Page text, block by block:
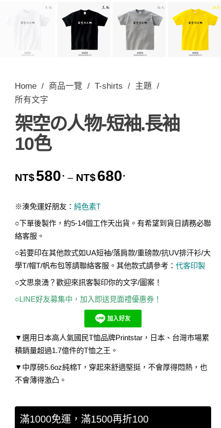
Home / 商品一覽 / T-shirts / 主題 /
所有文字
架空の人物-短袖.長袖
10色
NT$580 . – NT$680.
※湊免運好朋友： 純色素T
○下單後製作，約5-14個工作天出貨。有希望到貨日請務必聯
絡客服。
○若要印在其他款式如UA短袖/落肩款/重磅款/抗UV排汗衫/大
學T/帽T/帆布包等請聯絡客服。其他款式請參考： 代客印製
○文思泉湧？歡迎來訊客製印你的文字/圖案！
○LINE好友募集中，加入即送見面禮優惠券！
▼選用日本高人氣國民T恤品牌Printstar，日本、台灣市場累
積銷量超過1.7億件的T恤之王。
▼中厚磅5.6oz純棉T，穿起來舒適堅挺，不會厚得悶熱，也
不會薄得激凸。
滿1000免運，滿1500再折100